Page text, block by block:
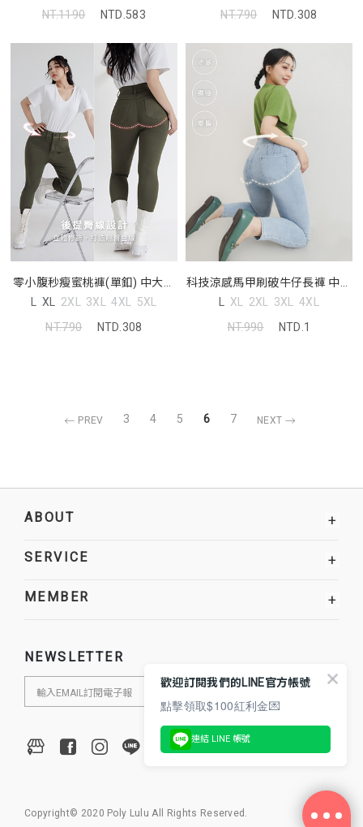
NT.1190
NTD.583
NT.790
NTD.308
零小腹秒瘦蜜桃褲(單釦) 中大尺
碼褲子
L XL 2XL 3XL 4XL 5XL
NT.790
NTD.308
科技涼感馬甲刷破牛仔長褲 中大
尺碼褲子
L XL 2XL 3XL 4XL
NT.990
NTD.1
PREV 3 4 5 6 7 NEXT
ABOUT +
SERVICE +
MEMBER +
NEWSLETTER
Copyright© 2020 Poly Lulu All Rights Reserved.
歡迎訂閱我們的LINE官方帳號
點擊領取$100紅利金💌
連結 LINE 帳號